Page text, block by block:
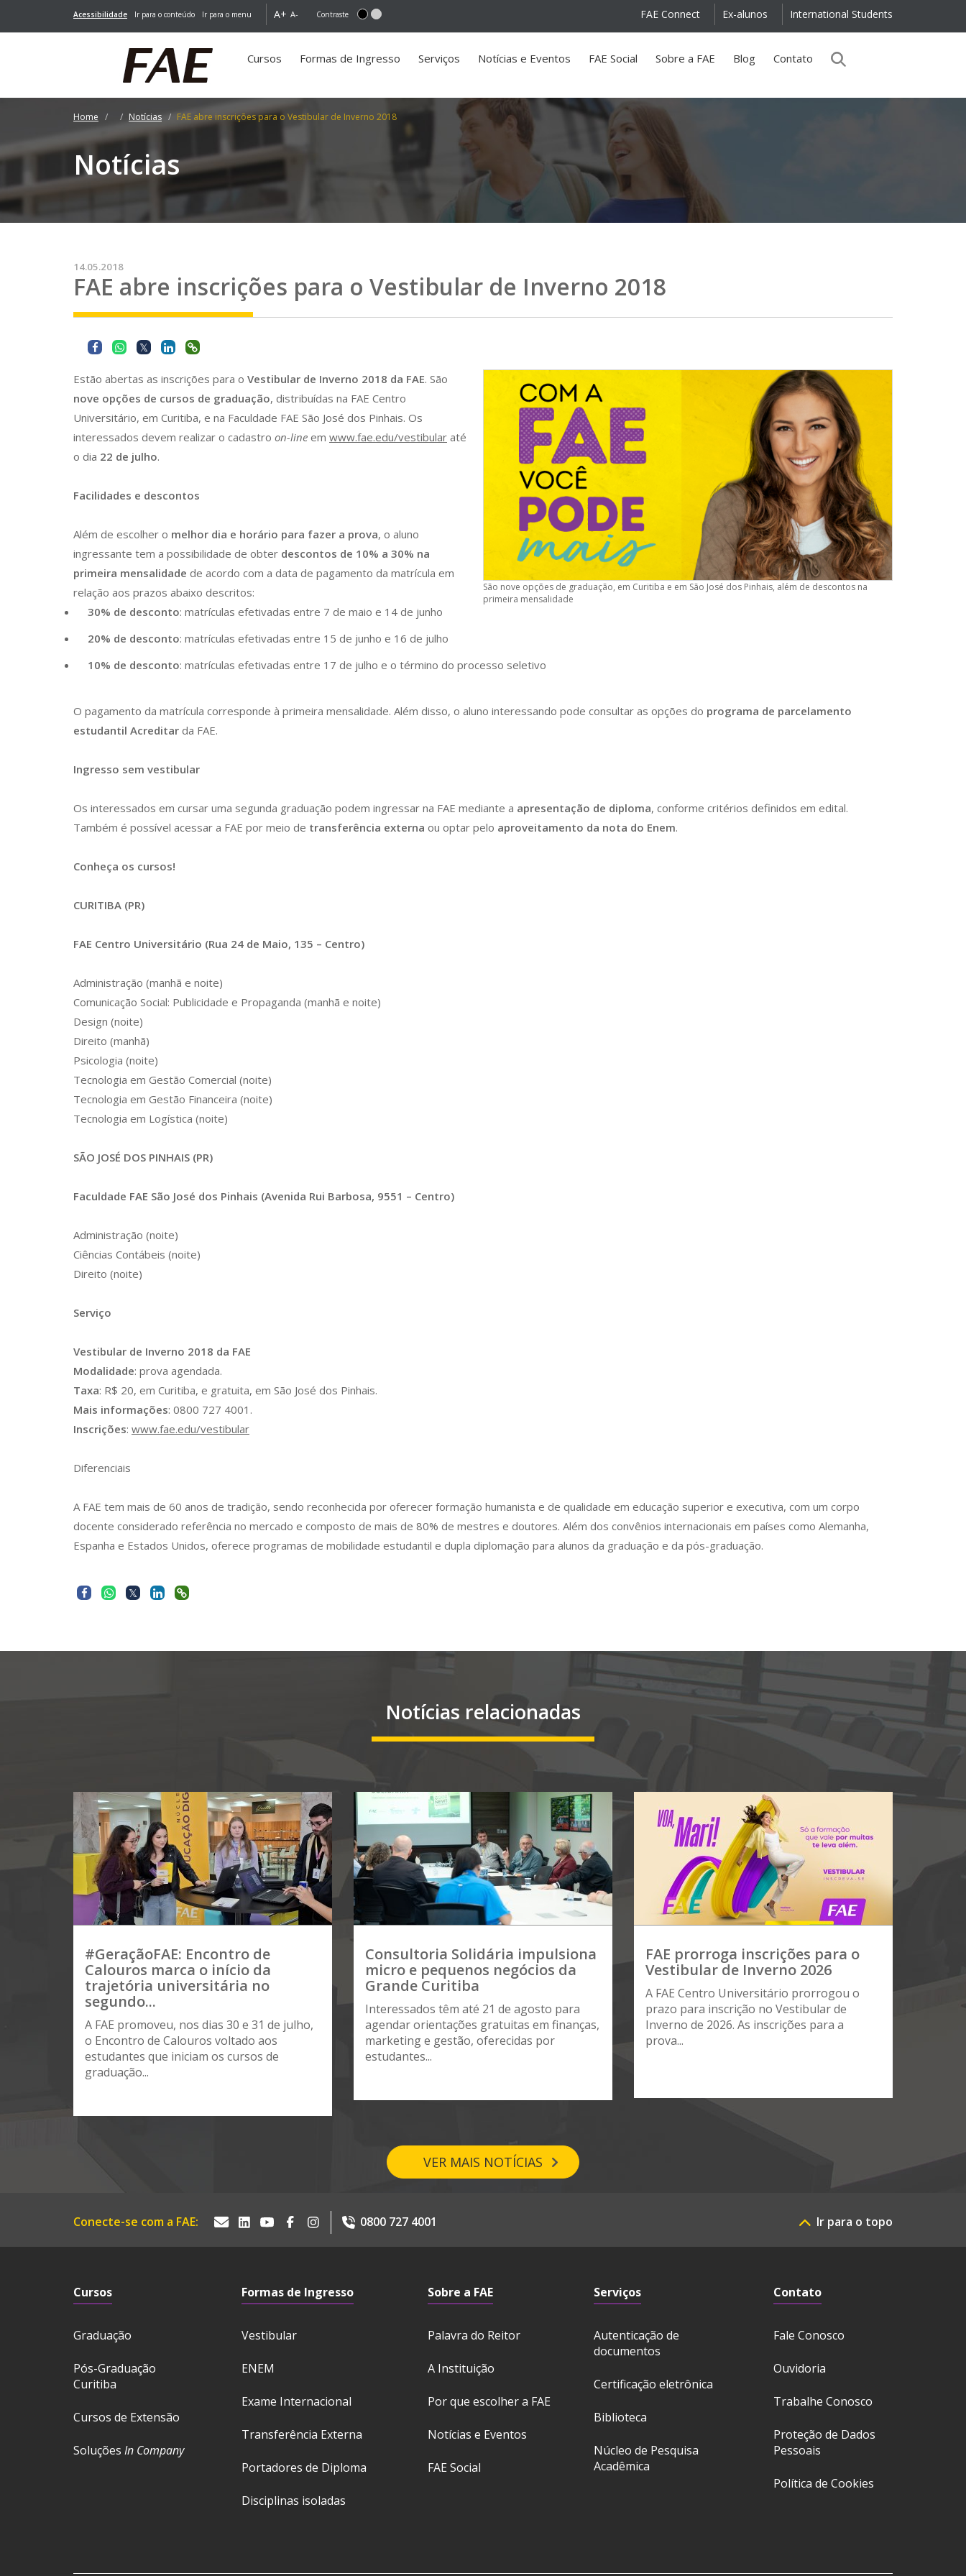
Acessibilidade Ir para o conteúdo Ir para o menu A+ A- Contraste International Students
Ex-alunos
FAE Connect
Cursos Formas de Ingresso Serviços Notícias e Eventos FAE Social Sobre a FAE Blog Contato
Home Notícias FAE abre inscrições para o Vestibular de Inverno 2018
Notícias
14.05.2018
FAE abre inscrições para o Vestibular de Inverno 2018
São nove opções de graduação, em Curitiba e em São José dos Pinhais, além de descontos na
primeira mensalidade
Estão abertas as inscrições para o Vestibular de Inverno 2018 da FAE. São
nove opções de cursos de graduação, distribuídas na FAE Centro
Universitário, em Curitiba, e na Faculdade FAE São José dos Pinhais. Os
interessados devem realizar o cadastro on-line em www.fae.edu/vestibular até
o dia 22 de julho.
Facilidades e descontos
Além de escolher o melhor dia e horário para fazer a prova, o aluno
ingressante tem a possibilidade de obter descontos de 10% a 30% na
primeira mensalidade de acordo com a data de pagamento da matrícula em
relação aos prazos abaixo descritos:
30% de desconto: matrículas efetivadas entre 7 de maio e 14 de junho
20% de desconto: matrículas efetivadas entre 15 de junho e 16 de julho
10% de desconto: matrículas efetivadas entre 17 de julho e o término do processo seletivo
O pagamento da matrícula corresponde à primeira mensalidade. Além disso, o aluno interessando pode consultar as opções do programa de parcelamento
estudantil Acreditar da FAE.
Ingresso sem vestibular
Os interessados em cursar uma segunda graduação podem ingressar na FAE mediante a apresentação de diploma, conforme critérios definidos em edital.
Também é possível acessar a FAE por meio de transferência externa ou optar pelo aproveitamento da nota do Enem.
Conheça os cursos!
CURITIBA (PR)
FAE Centro Universitário (Rua 24 de Maio, 135 – Centro)
Administração (manhã e noite)
Comunicação Social: Publicidade e Propaganda (manhã e noite)
Design (noite)
Direito (manhã)
Psicologia (noite)
Tecnologia em Gestão Comercial (noite)
Tecnologia em Gestão Financeira (noite)
Tecnologia em Logística (noite)
SÃO JOSÉ DOS PINHAIS (PR)
Faculdade FAE São José dos Pinhais (Avenida Rui Barbosa, 9551 – Centro)
Administração (noite)
Ciências Contábeis (noite)
Direito (noite)
Serviço
Vestibular de Inverno 2018 da FAE
Modalidade: prova agendada.
Taxa: R$ 20, em Curitiba, e gratuita, em São José dos Pinhais.
Mais informações: 0800 727 4001.
Inscrições: www.fae.edu/vestibular
Diferenciais
A FAE tem mais de 60 anos de tradição, sendo reconhecida por oferecer formação humanista e de qualidade em educação superior e executiva, com um corpo
docente considerado referência no mercado e composto de mais de 80% de mestres e doutores. Além dos convênios internacionais em países como Alemanha,
Espanha e Estados Unidos, oferece programas de mobilidade estudantil e dupla diplomação para alunos da graduação e da pós-graduação.
Notícias relacionadas
#GeraçãoFAE: Encontro de
Calouros marca o início da
trajetória universitária no
segundo...
A FAE promoveu, nos dias 30 e 31 de julho,
o Encontro de Calouros voltado aos
estudantes que iniciam os cursos de
graduação...
Consultoria Solidária impulsiona
micro e pequenos negócios da
Grande Curitiba
Interessados têm até 21 de agosto para
agendar orientações gratuitas em finanças,
marketing e gestão, oferecidas por
estudantes...
FAE prorroga inscrições para o
Vestibular de Inverno 2026
A FAE Centro Universitário prorrogou o
prazo para inscrição no Vestibular de
Inverno de 2026. As inscrições para a
prova...
VER MAIS NOTÍCIAS
Conecte-se com a FAE: 0800 727 4001 Ir para o topo
Cursos
Graduação
Pós-Graduação
Curitiba
Cursos de Extensão
Soluções In Company
Formas de Ingresso
Vestibular
ENEM
Exame Internacional
Transferência Externa
Portadores de Diploma
Disciplinas isoladas
Sobre a FAE
Palavra do Reitor
A Instituição
Por que escolher a FAE
Notícias e Eventos
FAE Social
Serviços
Autenticação de
documentos
Certificação eletrônica
Biblioteca
Núcleo de Pesquisa
Acadêmica
Contato
Fale Conosco
Ouvidoria
Trabalhe Conosco
Proteção de Dados
Pessoais
Política de Cookies